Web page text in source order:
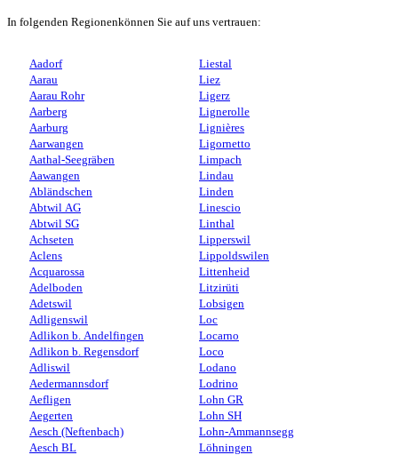
In folgenden Regionenkönnen Sie auf uns vertrauen:
Aadorf
Aarau
Aarau Rohr
Aarberg
Aarburg
Aarwangen
Aathal-Seegräben
Aawangen
Abländschen
Abtwil AG
Abtwil SG
Achseten
Aclens
Acquarossa
Adelboden
Adetswil
Adligenswil
Adlikon b. Andelfingen
Adlikon b. Regensdorf
Adliswil
Aedermannsdorf
Aefligen
Aegerten
Aesch (Neftenbach)
Aesch BL
Liestal
Liez
Ligerz
Lignerolle
Lignières
Ligornetto
Limpach
Lindau
Linden
Linescio
Linthal
Lipperswil
Lippoldswilen
Littenheid
Litzirüti
Lobsigen
Loc
Locarno
Loco
Lodano
Lodrino
Lohn GR
Lohn SH
Lohn-Ammannsegg
Löhningen